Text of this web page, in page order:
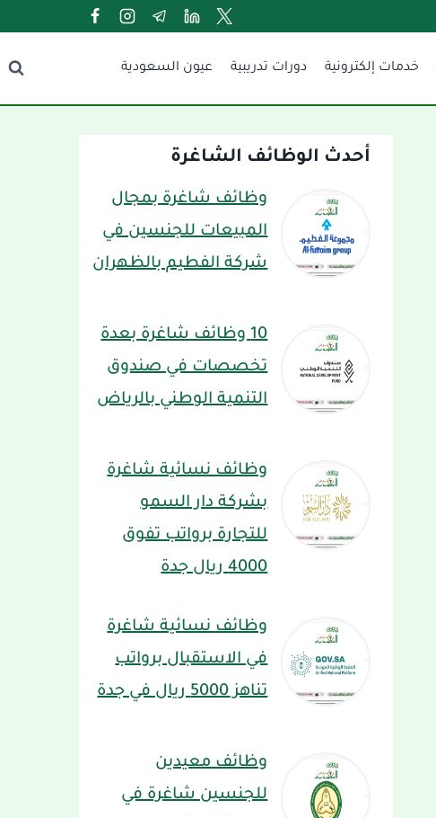
خدمات إلكترونية دورات تدريبية عيون السعودية
أحدث الوظائف الشاغرة
وظائف شاغرة بمجال
المبيعات للجنسين في
شركة الفطيم بالظهران
10 وظائف شاغرة بعدة
تخصصات في صندوق
التنمية الوطني بالرياض
وظائف نسائية شاغرة
بشركة دار السمو
للتجارة برواتب تفوق
4000 ريال جدة
وظائف نسائية شاغرة
في الاستقبال برواتب
تناهز 5000 ريال في جدة
وظائف معيدين
للجنسين شاغرة في